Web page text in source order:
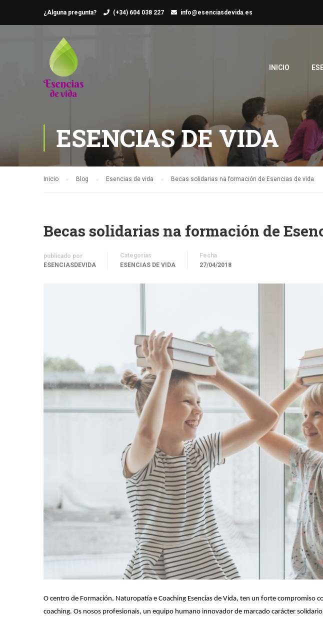
¿Alguna pregunta? (+34) 604 038 227 info@esenciasdevida.es
INICIO
ESENCIAS DE VIDA
Inicio Blog Esencias de vida Becas solidarias na formación de Esencias de vida
Becas solidarias na formación de
publicado por
ESENCIASDEVIDA
Categorías
ESENCIAS DE VIDA
Fecha
27/04/2018
O centro de Formación, Naturopatía e Coaching Esencias de Vida, ten un forte compromiso
coaching. Os nosos profesionais, un equipo humano innovador de marcado carácter